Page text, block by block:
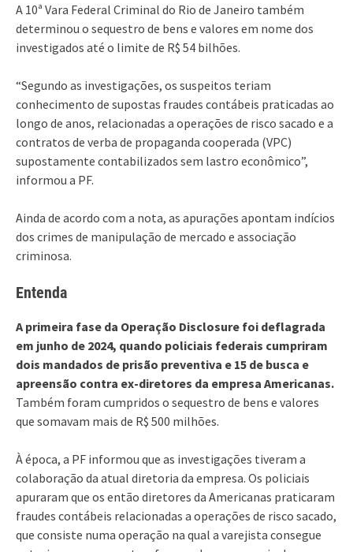
A 10ª Vara Federal Criminal do Rio de Janeiro também
determinou o sequestro de bens e valores em nome dos
investigados até o limite de R$ 54 bilhões.
“Segundo as investigações, os suspeitos teriam
conhecimento de supostas fraudes contábeis praticadas ao
longo de anos, relacionadas a operações de risco sacado e a
contratos de verba de propaganda cooperada (VPC)
supostamente contabilizados sem lastro econômico”,
informou a PF.
Ainda de acordo com a nota, as apurações apontam indícios
dos crimes de manipulação de mercado e associação
criminosa.
Entenda
A primeira fase da Operação Disclosure foi deflagrada
em junho de 2024, quando policiais federais cumpriram
dois mandados de prisão preventiva e 15 de busca e
apreensão contra ex-diretores da empresa Americanas.
Também foram cumpridos o sequestro de bens e valores
que somavam mais de R$ 500 milhões.
À época, a PF informou que as investigações tiveram a
colaboração da atual diretoria da empresa. Os policiais
apuraram que os então diretores da Americanas praticaram
fraudes contábeis relacionadas a operações de risco sacado,
que consiste numa operação na qual a varejista consegue